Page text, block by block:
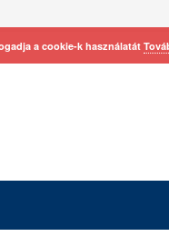
a cookie-k használatát